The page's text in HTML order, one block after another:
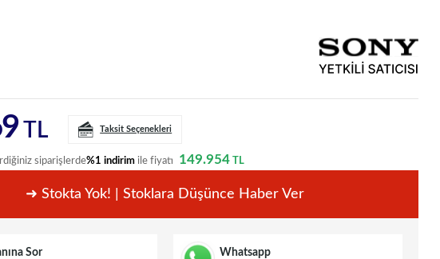
TL Taksit Seçenekleri
siparişlerde%1 indirim ile fiyatı 149.954 TL
➜ Stokta Yok! | Stoklara Düşünce Haber Ver
Sor Whatsapp